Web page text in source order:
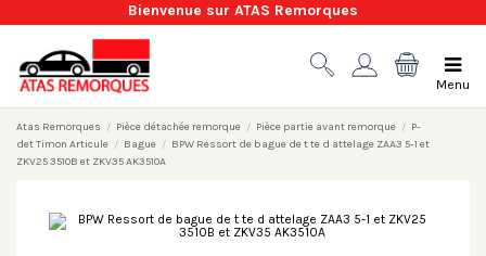
Bienvenue sur ATAS Remorques
Menu
Atas Remorques Pièce détachée remorque Pièce partie avant remorque
P-
det Timon Articule
Bague
BPW Ressort de bague de t te d attelage ZAA3 5-1 et
ZKV25 3510B et ZKV35 AK3510A